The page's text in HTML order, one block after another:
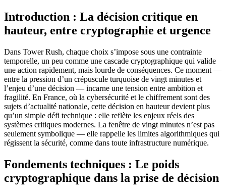
Introduction : La décision critique en
hauteur, entre cryptographie et urgence
Dans Tower Rush, chaque choix s’impose sous une contrainte
temporelle, un peu comme une cascade cryptographique qui valide
une action rapidement, mais lourde de conséquences. Ce moment —
entre la pression d’un crépuscule turquoise de vingt minutes et
l’enjeu d’une décision — incarne une tension entre ambition et
fragilité. En France, où la cybersécurité et le chiffrement sont des
sujets d’actualité nationale, cette décision en hauteur devient plus
qu’un simple défi technique : elle reflète les enjeux réels des
systèmes critiques modernes. La fenêtre de vingt minutes n’est pas
seulement symbolique — elle rappelle les limites algorithmiques qui
régissent la sécurité, comme dans toute infrastructure numérique.
Fondements techniques : Le poids
cryptographique dans la prise de décision